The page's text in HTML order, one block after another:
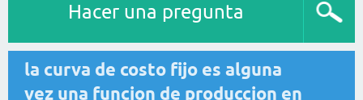
Hacer una pregunta
la curva de costo fijo es alguna
vez una funcion de produccion en